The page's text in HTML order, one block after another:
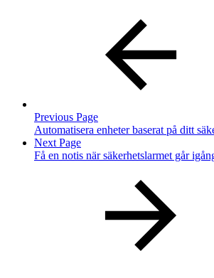
Previous Page
Automatisera enheter baserat på ditt
Next Page
Få en notis när säkerhetslarmet går